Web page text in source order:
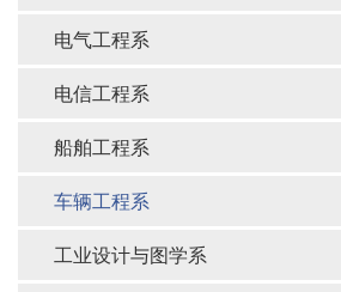
电气工程系
电信工程系
船舶工程系
车辆工程系
工业设计与图学系